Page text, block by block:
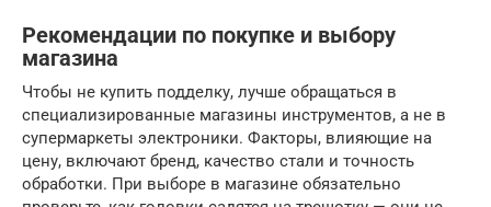
Рекомендации по покупке и выбору
магазина
Чтобы не купить подделку, лучше обращаться в
специализированные магазины инструментов, а не в
супермаркеты электроники. Факторы, влияющие на
цену, включают бренд, качество стали и точность
обработки. При выборе в магазине обязательно